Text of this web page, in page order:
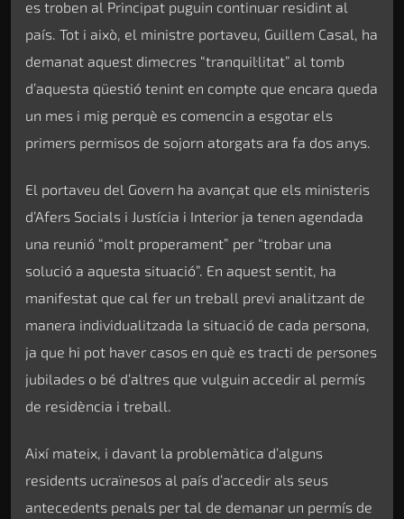
es troben al Principat puguin continuar residint al
país. Tot i això, el ministre portaveu, Guillem Casal, ha
demanat aquest dimecres “tranquil·litat” al tomb
d’aquesta qüestió tenint en compte que encara queda
un mes i mig perquè es comencin a esgotar els
primers permisos de sojorn atorgats ara fa dos anys.
El portaveu del Govern ha avançat que els ministeris
d’Afers Socials i Justícia i Interior ja tenen agendada
una reunió “molt properament” per “trobar una
solució a aquesta situació”. En aquest sentit, ha
manifestat que cal fer un treball previ analitzant de
manera individualitzada la situació de cada persona,
ja que hi pot haver casos en què es tracti de persones
jubilades o bé d’altres que vulguin accedir al permís
de residència i treball.
Així mateix, i davant la problemàtica d’alguns
residents ucraïnesos al país d’accedir als seus
antecedents penals per tal de demanar un permís de